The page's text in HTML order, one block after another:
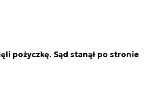
pożyczkę. Sąd stanął po stronie